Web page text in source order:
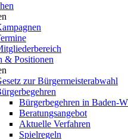
& Positionen
zur Bürgermeisterabwahl
Bürgerbegehren in Baden-
Beratungsangebot
Aktuelle Verfahren
Spielregeln